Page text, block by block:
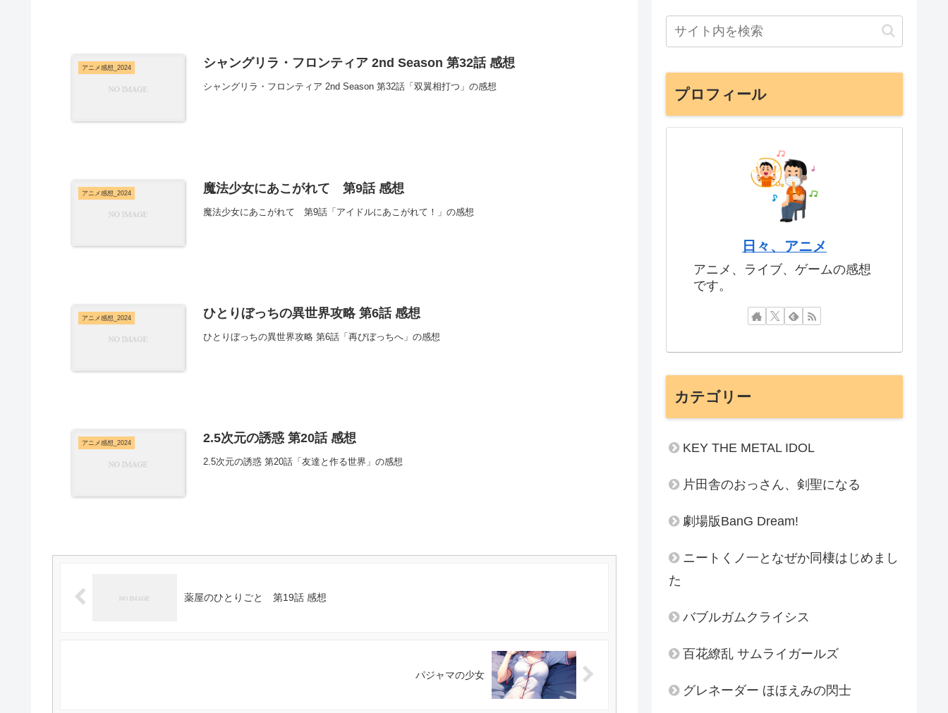
アニメ感想_2024 シャングリラ・フロンティア 2nd Season 第32話 感想
シャングリラ・フロンティア 2nd Season 第32話「双翼相打つ」の感想
アニメ感想_2024 魔法少女にあこがれて 第9話 感想
魔法少女にあこがれて 第9話「アイドルにあこがれて！」の感想
アニメ感想_2024 ひとりぼっちの異世界攻略 第6話 感想
ひとりぼっちの異世界攻略 第6話「再びぼっちへ」の感想
アニメ感想_2024 2.5次元の誘惑 第20話 感想
2.5次元の誘惑 第20話「友達と作る世界」の感想
薬屋のひとりごと 第19話 感想
パジャマの少女
プロフィール
日々、アニメ
アニメ、ライブ、ゲームの感想
です。
カテゴリー
KEY THE METAL IDOL
片田舎のおっさん、剣聖になる
劇場版BanG Dream!
ニートくノ一となぜか同棲はじめまし
た
バブルガムクライシス
百花繚乱 サムライガールズ
グレネーダー ほほえみの閃士